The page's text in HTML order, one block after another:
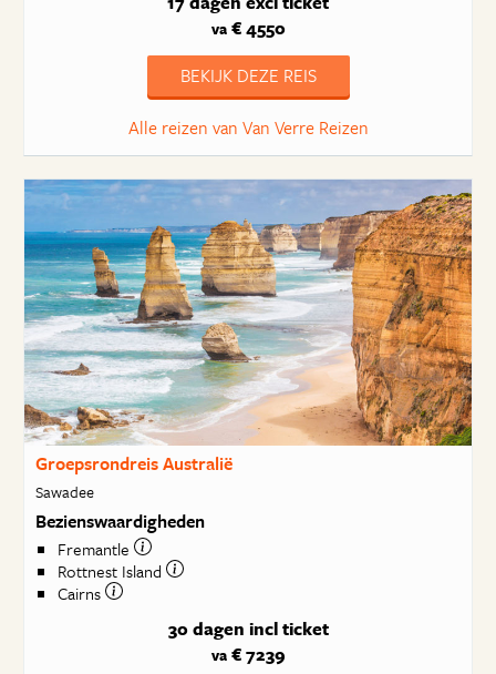
va€ 4550
BEKIJK DEZE REIS
Alle reizen van Van Verre Reizen
Groepsrondreis Australië
Sawadee
Bezienswaardigheden
Fremantle
Rottnest Island
Cairns
30 dagen incl ticket
va€ 7239